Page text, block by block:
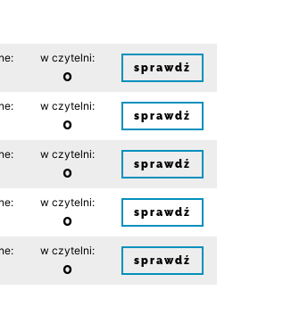
w czytelni:
0 sprawdź
w czytelni:
0 sprawdź
w czytelni:
0 sprawdź
w czytelni:
0 sprawdź
w czytelni:
0 sprawdź